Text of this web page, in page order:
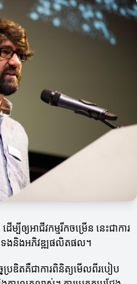
ម្បីឲ្យអាជីវកម្មរីកចម្រើន នេះជាការ
ាក់ទងនិងអភិវឌ្ឍផលិតផល។
ប្រឌិតគឺជាការពិនិត្យមើលពីរបៀប